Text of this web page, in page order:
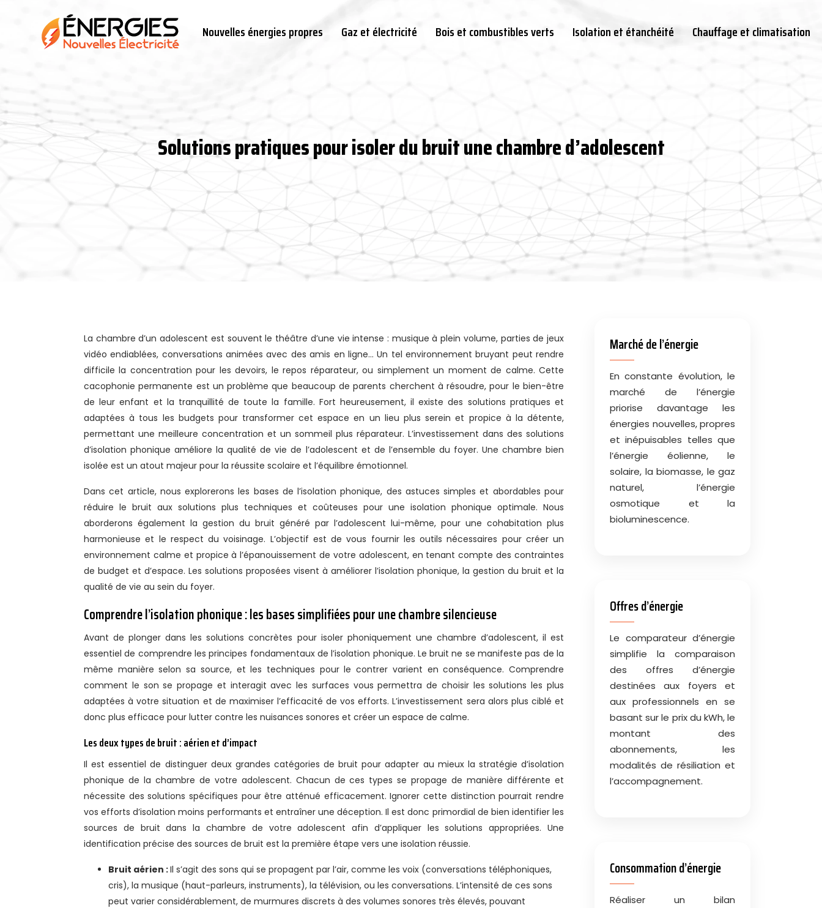
Nouvelles énergies propres Gaz et électricité Bois et combustibles verts Isolation et étanchéité Chauffage et climatisation
Solutions pratiques pour isoler du bruit une chambre d’adolescent
La chambre d’un adolescent est souvent le théâtre d’une vie intense : musique à plein volume, parties de jeux
vidéo endiablées, conversations animées avec des amis en ligne… Un tel environnement bruyant peut rendre
difficile la concentration pour les devoirs, le repos réparateur, ou simplement un moment de calme. Cette
cacophonie permanente est un problème que beaucoup de parents cherchent à résoudre, pour le bien-être
de leur enfant et la tranquillité de toute la famille. Fort heureusement, il existe des solutions pratiques et
adaptées à tous les budgets pour transformer cet espace en un lieu plus serein et propice à la détente,
permettant une meilleure concentration et un sommeil plus réparateur. L’investissement dans des solutions
d’isolation phonique améliore la qualité de vie de l’adolescent et de l’ensemble du foyer. Une chambre bien
isolée est un atout majeur pour la réussite scolaire et l’équilibre émotionnel.
Dans cet article, nous explorerons les bases de l’isolation phonique, des astuces simples et abordables pour
réduire le bruit aux solutions plus techniques et coûteuses pour une isolation phonique optimale. Nous
aborderons également la gestion du bruit généré par l’adolescent lui-même, pour une cohabitation plus
harmonieuse et le respect du voisinage. L’objectif est de vous fournir les outils nécessaires pour créer un
environnement calme et propice à l’épanouissement de votre adolescent, en tenant compte des contraintes
de budget et d’espace. Les solutions proposées visent à améliorer l’isolation phonique, la gestion du bruit et la
qualité de vie au sein du foyer.
Comprendre l’isolation phonique : les bases simplifiées pour une chambre silencieuse
Avant de plonger dans les solutions concrètes pour isoler phoniquement une chambre d’adolescent, il est
essentiel de comprendre les principes fondamentaux de l’isolation phonique. Le bruit ne se manifeste pas de la
même manière selon sa source, et les techniques pour le contrer varient en conséquence. Comprendre
comment le son se propage et interagit avec les surfaces vous permettra de choisir les solutions les plus
adaptées à votre situation et de maximiser l’efficacité de vos efforts. L’investissement sera alors plus ciblé et
donc plus efficace pour lutter contre les nuisances sonores et créer un espace de calme.
Les deux types de bruit : aérien et d’impact
Il est essentiel de distinguer deux grandes catégories de bruit pour adapter au mieux la stratégie d’isolation
phonique de la chambre de votre adolescent. Chacun de ces types se propage de manière différente et
nécessite des solutions spécifiques pour être atténué efficacement. Ignorer cette distinction pourrait rendre
vos efforts d’isolation moins performants et entraîner une déception. Il est donc primordial de bien identifier les
sources de bruit dans la chambre de votre adolescent afin d’appliquer les solutions appropriées. Une
identification précise des sources de bruit est la première étape vers une isolation réussie.
Bruit aérien :Il s’agit des sons qui se propagent par l’air, comme les voix (conversations téléphoniques,
cris), la musique (haut-parleurs, instruments), la télévision, ou les conversations. L’intensité de ces sons
peut varier considérablement, de murmures discrets à des volumes sonores très élevés, pouvant
Marché de l’énergie
En constante évolution, le
marché de l’énergie
priorise davantage les
énergies nouvelles, propres
et inépuisables telles que
l’énergie éolienne, le
solaire, la biomasse, le gaz
naturel, l’énergie
osmotique et la
bioluminescence.
Offres d’énergie
Le comparateur d’énergie
simplifie la comparaison
des offres d’énergie
destinées aux foyers et
aux professionnels en se
basant sur le prix du kWh, le
montant des
abonnements, les
modalités de résiliation et
l’accompagnement.
Consommation d’énergie
Réaliser un bilan